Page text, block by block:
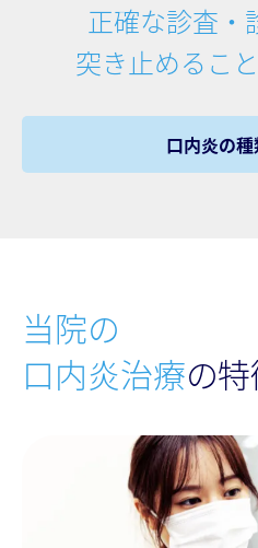
正確な診査・
突き⽌めるこ
口内炎の
当院の
口内炎治療の